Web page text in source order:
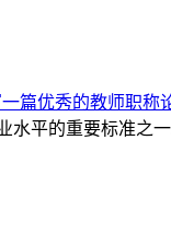
篇优秀的教师职称
水平的重要标准